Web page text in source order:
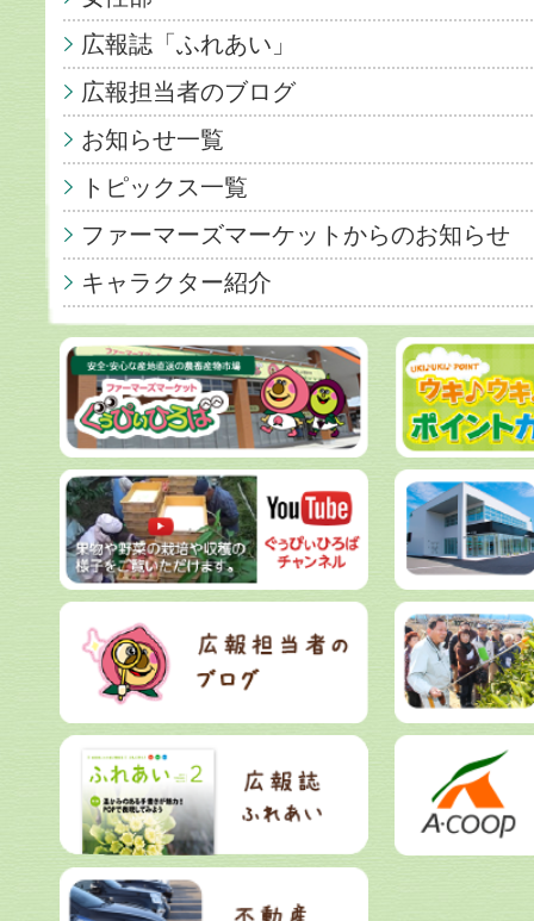
広報誌「ふれあい」
広報担当者のブログ
お知らせ一覧
トピックス一覧
ファーマーズマーケットからのお知らせ
キャラクター紹介